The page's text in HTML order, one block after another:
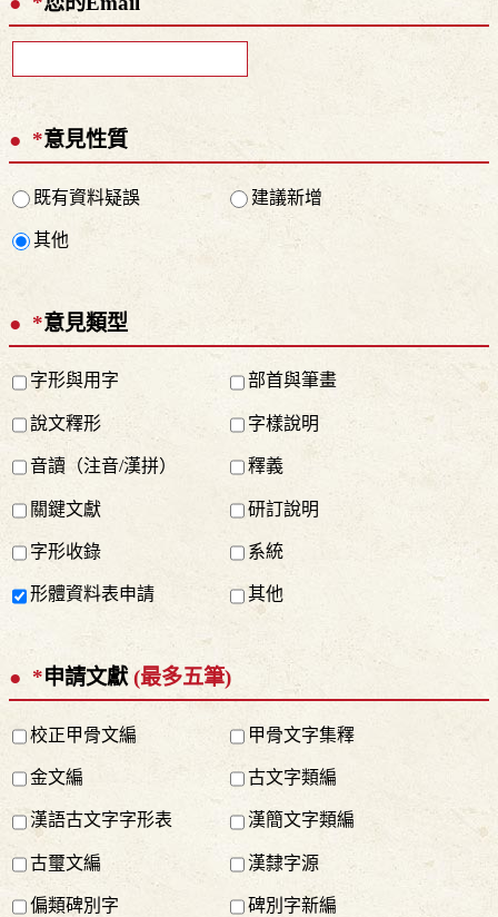
*意見性質
既有資料疑誤 建議新增
其他
*意見類型
字形與用字 部首與筆畫
說文釋形 字樣說明
音讀（注音/漢拼） 釋義
關鍵文獻 研訂說明
字形收錄 系統
形體資料表申請 其他
*申請文獻 (最多五筆)
校正甲骨文編 甲骨文字集釋
金文編 古文字類編
漢語古文字字形表 漢簡文字類編
古璽文編 漢隸字源
偏類碑別字 碑別字新編